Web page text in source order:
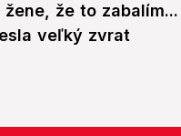
že to zabalím...
veľký zvrat